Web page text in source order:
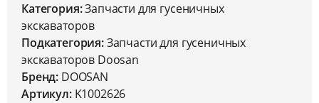
Категория:Запчасти для гусеничных
экскаваторов
Подкатегория:Запчасти для гусеничных
экскаваторов Doosan
Бренд: DOOSAN
Артикул:K1002626